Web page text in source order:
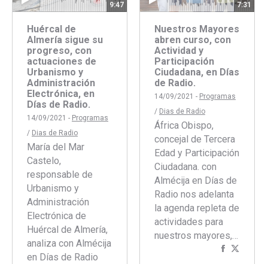
9:47
Huércal de
Almería sigue su
progreso, con
actuaciones de
Urbanismo y
Administración
Electrónica, en
Días de Radio.
14/09/2021 - Programas
/ Dias de Radio
María del Mar
Castelo,
responsable de
Urbanismo y
Administración
Electrónica de
Huércal de Almería,
analiza con Almécija
en Días de Radio
7:31
Nuestros Mayores
abren curso, con
Actividad y
Participación
Ciudadana, en Días
de Radio.
14/09/2021 - Programas
/ Dias de Radio
África Obispo,
concejal de Tercera
Edad y Participación
Ciudadana. con
Almécija en Días de
Radio nos adelanta
la agenda repleta de
actividades para
nuestros mayores,…
Compartir